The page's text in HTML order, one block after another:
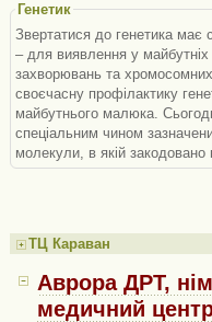
Генетик
Звертатися до генетика має
– для виявлення у
захворювань та
своєчасну профілактику
майбутнього малюка.
спеціальним чином
молекули, в якій
ТЦ Караван
Аврора ДРТ,
медичний